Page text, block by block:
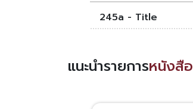
245a - Title
แนะนำรายการหนังสือ